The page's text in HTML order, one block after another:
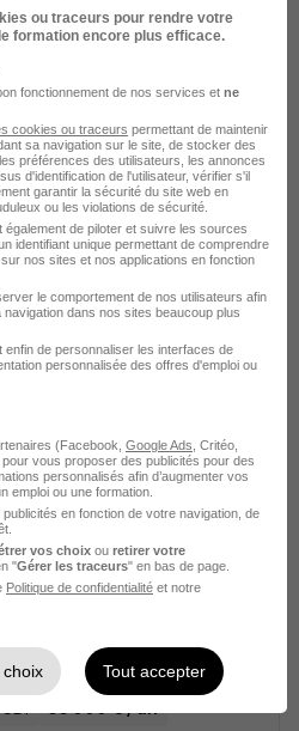
- 45 000 € / an
il y a 17 jours
-
il y a 4 jours
ou traceurs pour rendre votre
formation encore plus efficace.
fonctionnement de nos services et ne
cookies ou traceurs permettant de maintenir
sa navigation sur le site, de stocker des
préférences des utilisateurs, les annonces
d'identification de l'utilisateur, vérifier s'il
garantir la sécurité du site web en
ou les violations de sécurité.
de piloter et suivre les sources
identifiant unique permettant de comprendre
nos sites et nos applications en fonction
le comportement de nos utilisateurs afin
dans nos sites beaucoup plus
de personnaliser les interfaces de
personnalisée des offres d'emploi ou
(Facebook, Google Ads , Critéo,
vous proposer des publicités pour des
personnalisés afin d’augmenter vos
emploi ou une formation.
en fonction de votre navigation, de
vos choix ou retirer votre
"Gérer les traceurs" en bas de page.
Politique de confidentialité et notre
Tout accepter